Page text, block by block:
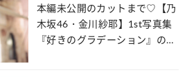
本編未公開のカットまで♡【乃
木坂46・金川紗耶】1st写真集
『好きのグラデーション』の魅